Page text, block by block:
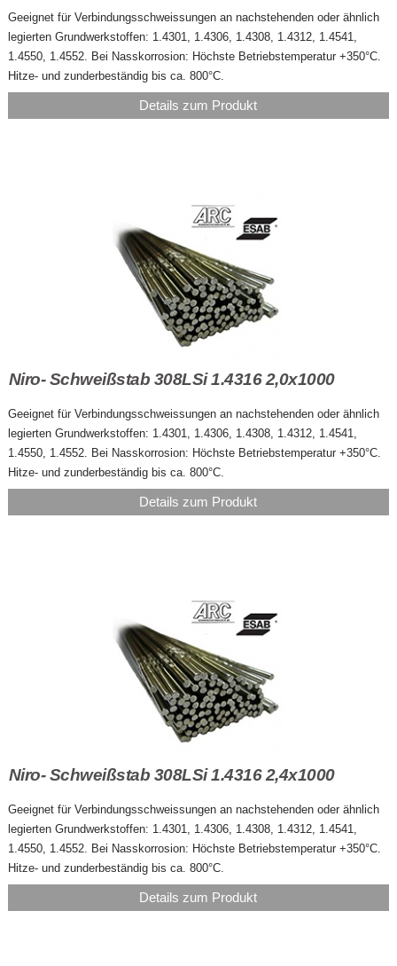
Geeignet für Verbindungsschweissungen an nachstehenden oder ähnlich
legierten Grundwerkstoffen: 1.4301, 1.4306, 1.4308, 1.4312, 1.4541,
1.4550, 1.4552. Bei Nasskorrosion: Höchste Betriebstemperatur +350°C.
Hitze- und zunderbeständig bis ca. 800°C.
Details zum Produkt
Niro- Schweißstab 308LSi 1.4316 2,0x1000
Geeignet für Verbindungsschweissungen an nachstehenden oder ähnlich
legierten Grundwerkstoffen: 1.4301, 1.4306, 1.4308, 1.4312, 1.4541,
1.4550, 1.4552. Bei Nasskorrosion: Höchste Betriebstemperatur +350°C.
Hitze- und zunderbeständig bis ca. 800°C.
Details zum Produkt
Niro- Schweißstab 308LSi 1.4316 2,4x1000
Geeignet für Verbindungsschweissungen an nachstehenden oder ähnlich
legierten Grundwerkstoffen: 1.4301, 1.4306, 1.4308, 1.4312, 1.4541,
1.4550, 1.4552. Bei Nasskorrosion: Höchste Betriebstemperatur +350°C.
Hitze- und zunderbeständig bis ca. 800°C.
Details zum Produkt